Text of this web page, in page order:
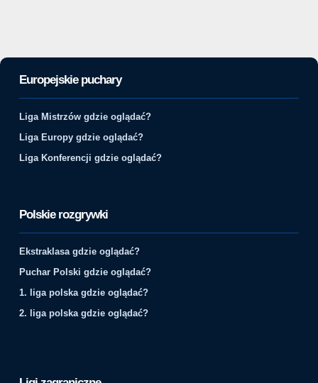
Europejskie puchary
Liga Mistrzów gdzie oglądać?
Liga Europy gdzie oglądać?
Liga Konferencji gdzie oglądać?
Polskie rozgrywki
Ekstraklasa gdzie oglądać?
Puchar Polski gdzie oglądać?
1. liga polska gdzie oglądać?
2. liga polska gdzie oglądać?